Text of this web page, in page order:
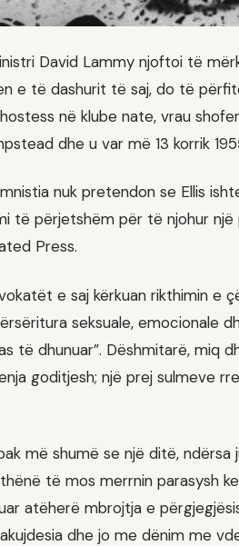
David Lammy njoftoi të
e të dashurit të saj, do të
në klube nate, vrau
dhe u var më 13 korrik
nuk pretendon se Ellis
të përjetshëm për të njohur
Press.
e saj kërkuan rikthimin e
seksuale, emocionale
të dhunuar”. Dëshmitarë, miq
goditjesh; një prej sulmeve
më shumë se një ditë,
të mos merrnin parasysh
atëherë mbrojtja e
dhe jo me dënim me